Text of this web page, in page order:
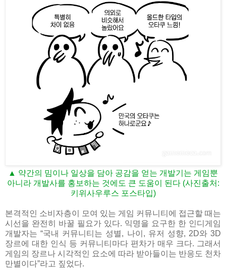
▲ 약간의 밈이나 일상을 담아 공감을 얻는 개발기는 게임뿐
아니라 개발사를 홍보하는 것에도 큰 도움이 된다 (사진출처:
키위사우루스 포스타입)
본격적인 소비자층이 모여 있는 게임 커뮤니티에 접근할 때는
시선을 완전히 바꿀 필요가 있다. 익명을 요구한 한 인디게임
개발자는 “국내 커뮤니티는 성별, 나이, 유저 성향, 2D와 3D
장르에 대한 인식 등 커뮤니티마다 편차가 매우 크다. 그래서
게임의 장르나 시각적인 요소에 따라 받아들이는 반응도 천차
만별이다”라고 짚었다.